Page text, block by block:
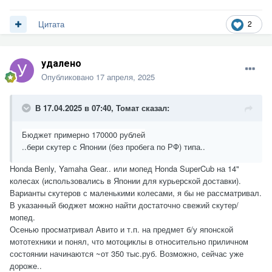
2
Цитата
удалено
Опубликовано 17 апреля, 2025
В 17.04.2025 в 07:40, Томат сказал:
Бюджет примерно 170000 рублей
..бери скутер с Японии (без пробега по РФ) типа..
Honda Benly, Yamaha Gear.. или мопед Honda SuperCub на 14"
колесах (использовались в Японии для курьерской доставки).
Варианты скутеров с маленькими колесами, я бы не рассматривал.
В указанный бюджет можно найти достаточно свежий скутер/
мопед.
Осенью просматривал Авито и т.п. на предмет б/у японской
мототехники и понял, что мотоциклы в относительно приличном
состоянии начинаются ~от 350 тыс.руб. Возможно, сейчас уже
дороже..